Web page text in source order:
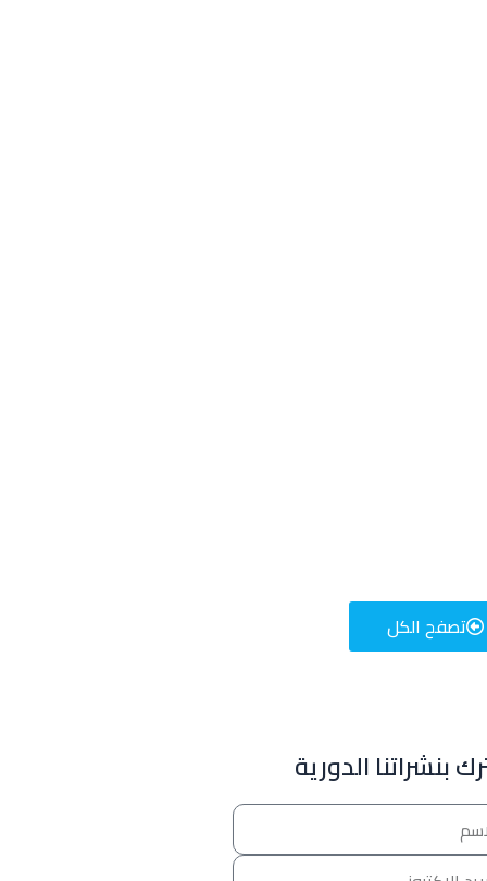
تصفح الكل
بنشراتنا الدورية
خصومات المدارس